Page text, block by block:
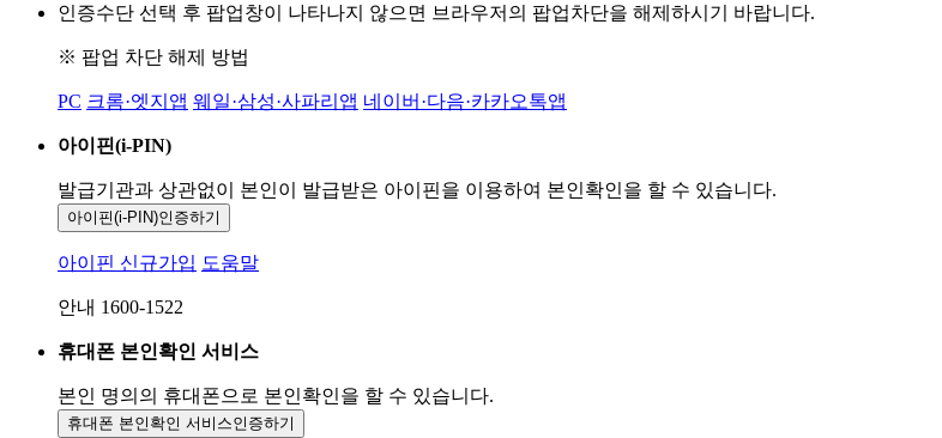
인증수단 선택 후 팝업창이 나타나지 않으면 브라우저의 팝업차단을 해제하시기 바랍니다.
※ 팝업 차단 해제 방법
PC 크롬·엣지앱 웨일·삼성·사파리앱 네이버·다음·카카오톡앱
아이핀(i-PIN)
발급기관과 상관없이 본인이 발급받은 아이핀을 이용하여 본인확인을 할 수 있습니다.
아이핀(i-PIN)인증하기
아이핀 신규가입 도움말
안내 1600-1522
휴대폰 본인확인 서비스
본인 명의의 휴대폰으로 본인확인을 할 수 있습니다.
휴대폰 본인확인 서비스인증하기